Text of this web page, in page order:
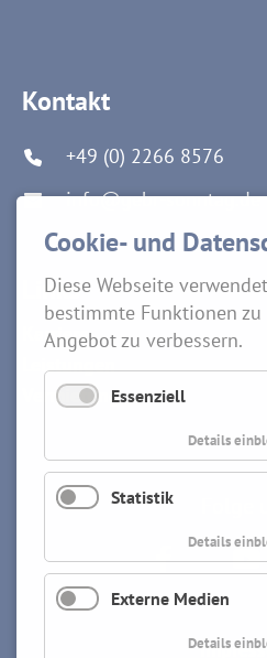
Kontakt
+49 (0) 2266 8576
info@gebr-sonntag.de
Links
Karriere
Leistungen
Vermietung
Cookie- und
Diese Webseite
bestimmte Funktionen
Angebot zu verbessern.
Essenziell
Details
Statistik
Details
Externe Medien
Details